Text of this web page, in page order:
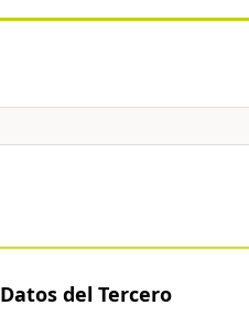
Datos del Tercero